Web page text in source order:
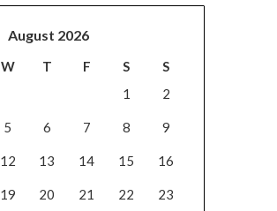
August 2026
W T F S
S
1
2
5 6 7 8 9
12 13 14 15 16
19 20 21 22 23